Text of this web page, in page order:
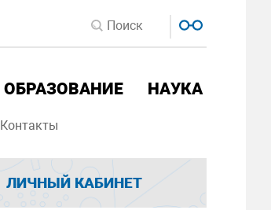
ОБРАЗОВАНИЕ НАУКА
Контакты
ЛИЧНЫЙ КАБИНЕТ